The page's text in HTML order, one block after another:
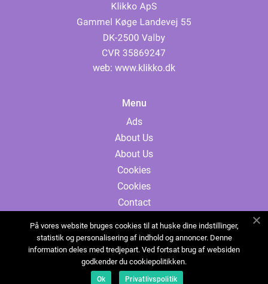
web: www.klikko.dk
Menu
Ads
About Us
About Us
Cookies
Cookies
Contact
Sitemap
Sitemap
Ads
På vores website bruges cookies til at huske dine indstillinger,
statistik og personalisering af indhold og annoncer. Denne
information deles med tredjepart. Ved fortsat brug af websiden
godkender du cookiepolitikken.
Ok Privatlivspolitik